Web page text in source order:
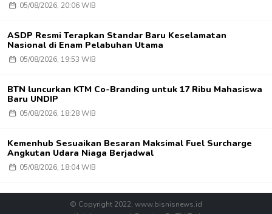
05/08/2026, 20:06 WIB
ASDP Resmi Terapkan Standar Baru Keselamatan
Nasional di Enam Pelabuhan Utama
05/08/2026, 19:53 WIB
BTN luncurkan KTM Co-Branding untuk 17 Ribu Mahasiswa
Baru UNDIP
05/08/2026, 18:28 WIB
Kemenhub Sesuaikan Besaran Maksimal Fuel Surcharge
Angkutan Udara Niaga Berjadwal
05/08/2026, 18:04 WIB
© Copyright 2022, www.bisnisnews.id